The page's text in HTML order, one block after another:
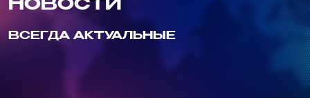
НОВОСТИ
ВСЕГДА АКТУАЛЬНЫЕ